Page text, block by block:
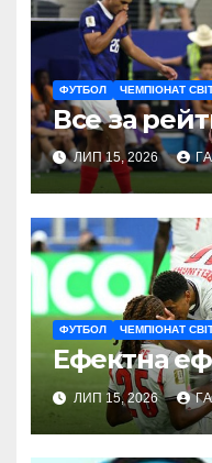
ФУТБОЛ ЧЕМПІОНАТ
Все за
ЛИП 15, 2026
ФУТБОЛ ЧЕМПІОНАТ
Ефектна
ЛИП 15, 2026